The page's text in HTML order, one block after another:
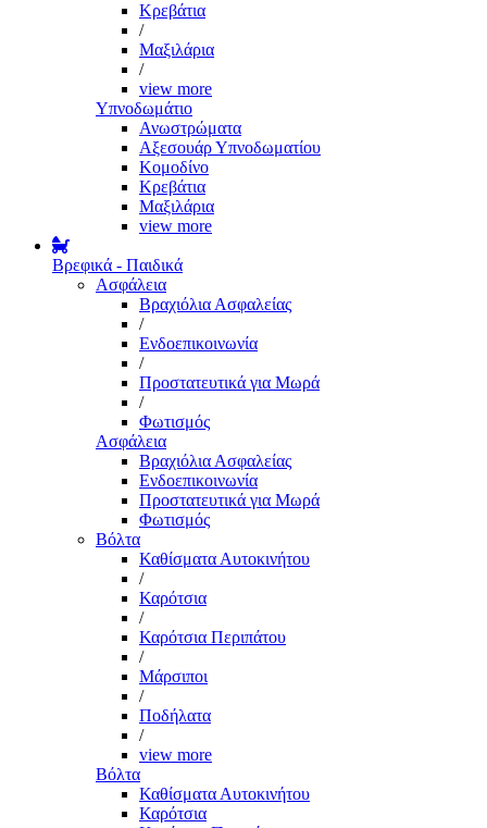
Κρεβάτια
/
Μαξιλάρια
/
view more
Υπνοδωμάτιο
Ανωστρώματα
Αξεσουάρ Υπνοδωματίου
Κομοδίνο
Κρεβάτια
Μαξιλάρια
view more
Βρεφικά - Παιδικά
Ασφάλεια
Βραχιόλια Ασφαλείας
/
Ενδοεπικοινωνία
/
Προστατευτικά για Μωρά
/
Φωτισμός
Ασφάλεια
Βραχιόλια Ασφαλείας
Ενδοεπικοινωνία
Προστατευτικά για Μωρά
Φωτισμός
Βόλτα
Καθίσματα Αυτοκινήτου
/
Καρότσια
/
Καρότσια Περιπάτου
/
Μάρσιποι
/
Ποδήλατα
/
view more
Βόλτα
Καθίσματα Αυτοκινήτου
Καρότσια